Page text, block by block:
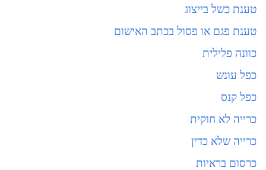
טענת כשל בייצוג
טענת פגם או פסול בכתב האישום
כוונה פלילית
כפל עונש
כפל קנס
כרייה לא חוקית
כרייה שלא כדין
כרסום בראיות